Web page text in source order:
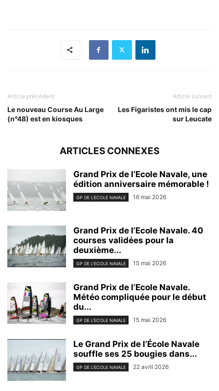
Article précédent
Le nouveau Course Au Large
(n°48) est en kiosques
Article suivant
Les Figaristes ont mis le cap
sur Leucate
ARTICLES CONNEXES
Grand Prix de l’Ecole Navale, une
édition anniversaire mémorable !
GP DE L'ECOLE NAVALE 16 mai 2026
Grand Prix de l’Ecole Navale. 40
courses validées pour la
deuxième...
GP DE L'ECOLE NAVALE 15 mai 2026
Grand Prix de l’Ecole Navale.
Météo compliquée pour le début
du...
GP DE L'ECOLE NAVALE 15 mai 2026
Le Grand Prix de l’École Navale
souffle ses 25 bougies dans...
GP DE L'ECOLE NAVALE 22 avril 2026